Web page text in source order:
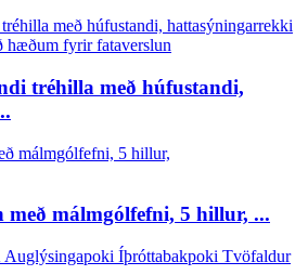
tréhilla með húfustandi,
með málmgólfefni, 5 hillur, ...